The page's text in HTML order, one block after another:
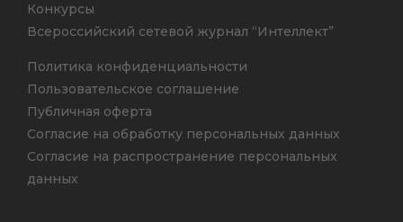
Конкурсы
Всероссийский сетевой журнал “Интеллект”
Политика конфиденциальности
Пользовательское соглашение
Публичная оферта
Согласие на обработку персональных данных
Согласие на распространение персональных
данных